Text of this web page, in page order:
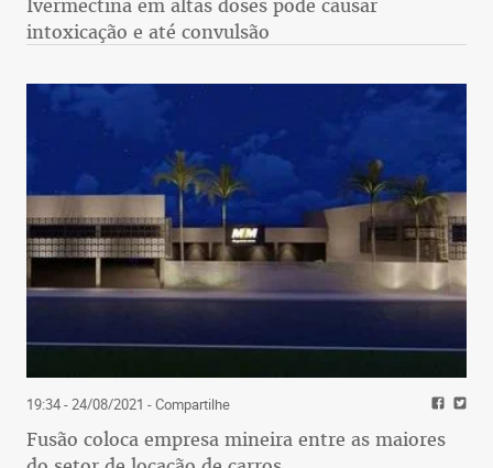
Ivermectina em altas doses pode causar
intoxicação e até convulsão
19:34 - 24/08/2021 - Compartilhe
Fusão coloca empresa mineira entre as maiores